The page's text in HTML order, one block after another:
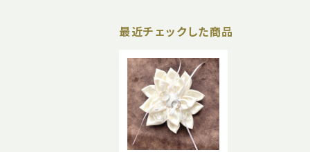
最近チェックした商品